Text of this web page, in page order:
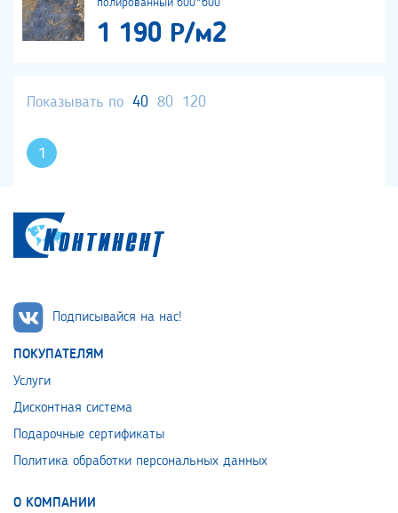
полированный 600*600
1 190 Р/м2
Показывать по 40 80 120
1
Подписывайся на нас!
ПОКУПАТЕЛЯМ
Услуги
Дисконтная система
Подарочные сертификаты
Политика обработки персональных данных
О КОМПАНИИ